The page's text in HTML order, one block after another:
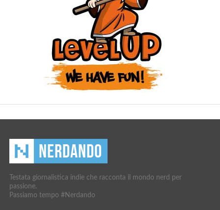
Testata giornalistica indie che racconta il mondo nerd per
passione.
Passiamo tempo #Nerdando